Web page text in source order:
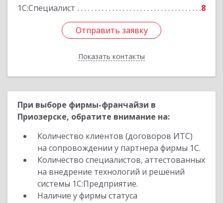
1С:Специалист
8
Отправить заявку
Показать контакты
Отправить заявку
Назад
При выборе фирмы-франчайзи в
Приозерске, обратите внимание на:
Количество клиентов (договоров ИТС)
на сопровождении у партнера фирмы 1С.
Количество специалистов, аттестованных
на внедрение технологий и решений
системы 1С:Предприятие.
Наличие у фирмы статуса